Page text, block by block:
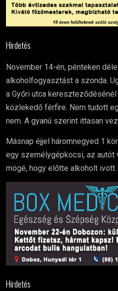
Hirdetés
November 14-én, pénteken
alkoholfogyasztást a szonda.
a Győri utca
közlekedő férfire. Nem tudott
nem. A gyanú szerint ittasan
Másnap éjjel háromnegyed 1
egy személygépkocsi, az autót
mögé, hogy előtte alkoholt
Hirdetés